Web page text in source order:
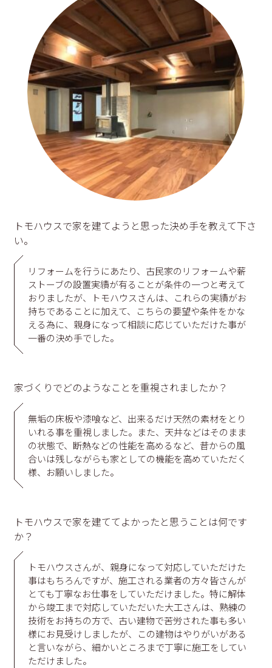
トモハウスで家を建てようと思った決め手を教えて下さ
い。
リフォームを行うにあたり、古民家のリフォームや薪
ストーブの設置実績が有ることが条件の一つと考えて
おりましたが、トモハウスさんは、これらの実績がお
持ちであることに加えて、こちらの要望や条件をかな
える為に、親身になって相談に応じていただけた事が
一番の決め手でした。
家づくりでどのようなことを重視されましたか？
無垢の床板や漆喰など、出来るだけ天然の素材をとり
いれる事を重視しました。また、天井などはそのまま
の状態で、断熱などの性能を高めるなど、昔からの風
合いは残しながらも家としての機能を高めていただく
様、お願いしました。
トモハウスで家を建ててよかったと思うことは何です
か？
トモハウスさんが、親身になって対応していただけた
事はもちろんですが、施工される業者の方々皆さんが
とても丁寧なお仕事をしていただけました。特に解体
から竣工まで対応していただいた大工さんは、熟練の
技術をお持ちの方で、古い建物で苦労された事も多い
様にお見受けしましたが、この建物はやりがいがある
と言いながら、細かいところまで丁寧に施工をしてい
ただけました。